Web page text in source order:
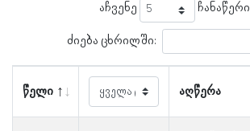
აჩვენე ჩანაწერი
ძიება ცხრილში:
წელი აღწერა